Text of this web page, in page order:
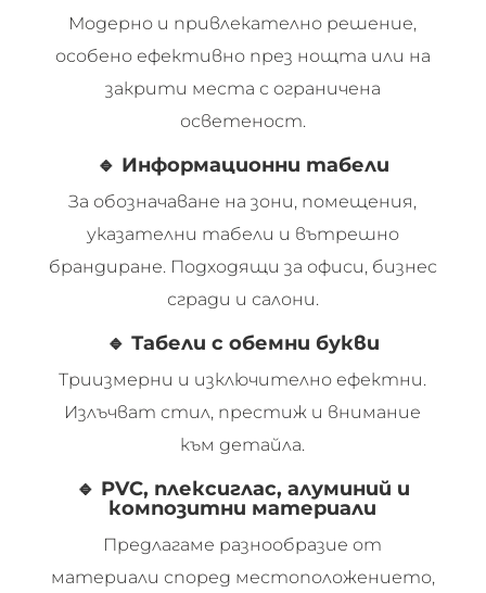
Модерно и привлекателно решение,
особено ефективно през нощта или на
закрити места с ограничена
осветеност.
🔹 Информационни табели
За обозначаване на зони, помещения,
указателни табели и вътрешно
брандиране. Подходящи за офиси, бизнес
сгради и салони.
🔹 Табели с обемни букви
Триизмерни и изключително ефектни.
Излъчват стил, престиж и внимание
към детайла.
🔹 PVC, плексиглас, алуминий и
композитни материали
Предлагаме разнообразие от
материали според местоположението,